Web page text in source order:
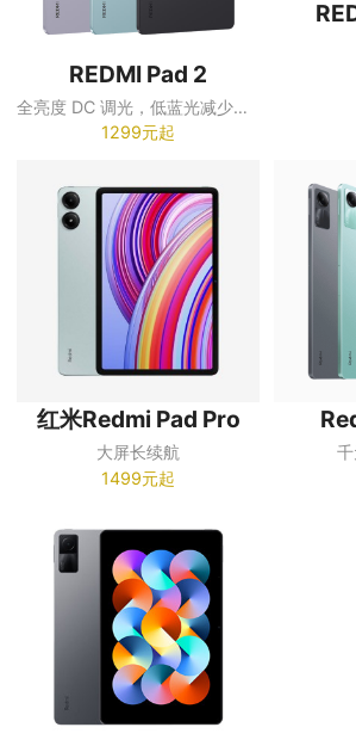
REDMI Pad 2
1299元起
红米Redmi Pad Pro
大屏长续航
1499元起